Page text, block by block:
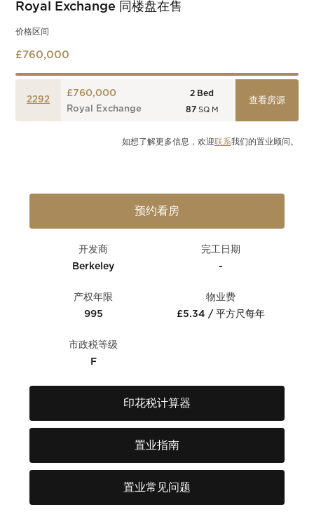
Royal Exchange 同楼盘在售
价格区间
£760,000
2292
£760,000
Royal Exchange
2 Bed
87 SQ M
查看房源
如想了解更多信息，欢迎联系我们的置业顾问。
预约看房
开发商
Berkeley
完工日期
-
产权年限
995
物业费
£5.34 / 平方尺每年
市政税等级
F
印花税计算器
置业指南
置业常见问题